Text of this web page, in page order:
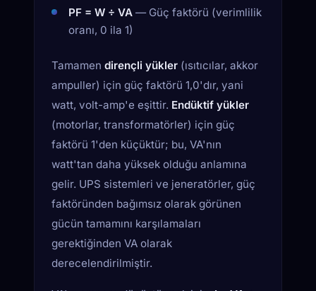
PF = W ÷ VA — Güç faktörü (verimlilik
oranı, 0 ila 1)
Tamamen dirençli yükler (ısıtıcılar, akkor
ampuller) için güç faktörü 1,0'dır, yani
watt, volt-amp'e eşittir. Endüktif yükler
(motorlar, transformatörler) için güç
faktörü 1'den küçüktür; bu, VA'nın
watt'tan daha yüksek olduğu anlamına
gelir. UPS sistemleri ve jeneratörler, güç
faktöründen bağımsız olarak görünen
gücün tamamını karşılamaları
gerektiğinden VA olarak
derecelendirilmiştir.